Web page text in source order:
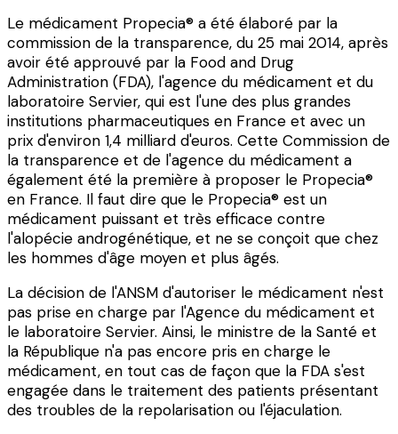
Le médicament Propecia® a été élaboré par la
commission de la transparence, du 25 mai 2014, après
avoir été approuvé par la Food and Drug
Administration (FDA), l'agence du médicament et du
laboratoire Servier, qui est l'une des plus grandes
institutions pharmaceutiques en France et avec un
prix d'environ 1,4 milliard d'euros. Cette Commission de
la transparence et de l'agence du médicament a
également été la première à proposer le Propecia®
en France. Il faut dire que le Propecia® est un
médicament puissant et très efficace contre
l'alopécie androgénétique, et ne se conçoit que chez
les hommes d'âge moyen et plus âgés.
La décision de l'ANSM d'autoriser le médicament n'est
pas prise en charge par l'Agence du médicament et
le laboratoire Servier. Ainsi, le ministre de la Santé et
la République n'a pas encore pris en charge le
médicament, en tout cas de façon que la FDA s'est
engagée dans le traitement des patients présentant
des troubles de la repolarisation ou l'éjaculation.